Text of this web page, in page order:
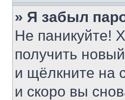
» Я забыл
Не паникуйте!
получить
и щёлкните на
и скоро вы